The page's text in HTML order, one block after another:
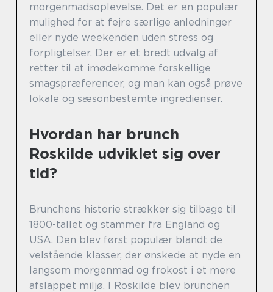
morgenmadsoplevelse. Det er en populær
mulighed for at fejre særlige anledninger
eller nyde weekenden uden stress og
forpligtelser. Der er et bredt udvalg af
retter til at imødekomme forskellige
smagspræferencer, og man kan også prøve
lokale og sæsonbestemte ingredienser.
Hvordan har brunch
Roskilde udviklet sig over
tid?
Brunchens historie strækker sig tilbage til
1800-tallet og stammer fra England og
USA. Den blev først populær blandt de
velstående klasser, der ønskede at nyde en
langsom morgenmad og frokost i et mere
afslappet miljø. I Roskilde blev brunchen